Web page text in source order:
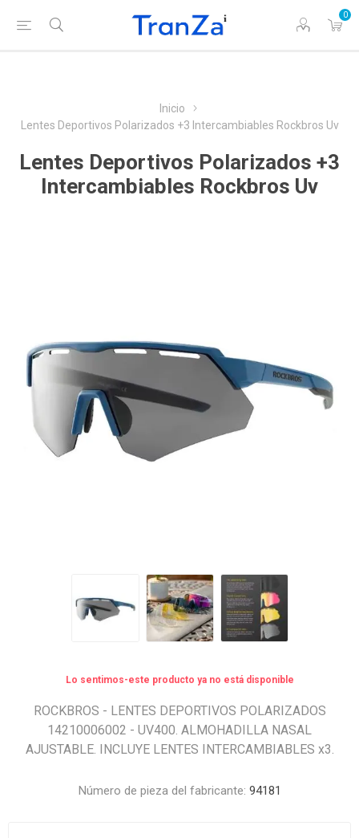
0
Inicio
Lentes Deportivos Polarizados +3 Intercambiables Rockbros Uv
Lentes Deportivos Polarizados +3
Intercambiables Rockbros Uv
Lo sentimos-este producto ya no está disponible
ROCKBROS - LENTES DEPORTIVOS POLARIZADOS
14210006002 - UV400. ALMOHADILLA NASAL
AJUSTABLE. INCLUYE LENTES INTERCAMBIABLES x3.
Número de pieza del fabricante: 94181